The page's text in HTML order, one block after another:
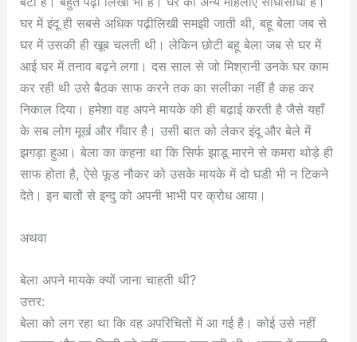
घर में इंदू ही सबसे अधिक पढ़ीलिखी समझी जाती थी, बहू बेला जब से
घर में उसकी ही खूब चलती थी। लेकिन छोटी बहू बेला जब से घर में
आई घर में तनाव बढ़ने लगा। दस साल से जो मिश्रानी उनके घर काम
कर रही थी उसे बैठक साफ करने तक का सलीका नहीं है कह कर
निकाल दिया। हमेशा वह अपने मायके की ही बढ़ाई करती है जैसे यहाँ
के सब लोग मूर्ख और गँवार है। उसी बात को लेकर इंदू और बेले में
झगड़ा हुआ। बेला का कहना था कि सिर्फ झाडू मारने से कमरा थोड़े ही
साफ होता है, ऐसे फूड नौकर को उसके मायके में दो घडी भी न टिकने
देते। इन बातों से इन्दु को अपनी भाभी पर क्रोध आया।
अथवा
बेला अपने मायके क्यों जाना चाहती थी?
उत्तर:
बेला को लग रहा था कि वह अपरिचितों में आ गई है। कोई उसे नहीं